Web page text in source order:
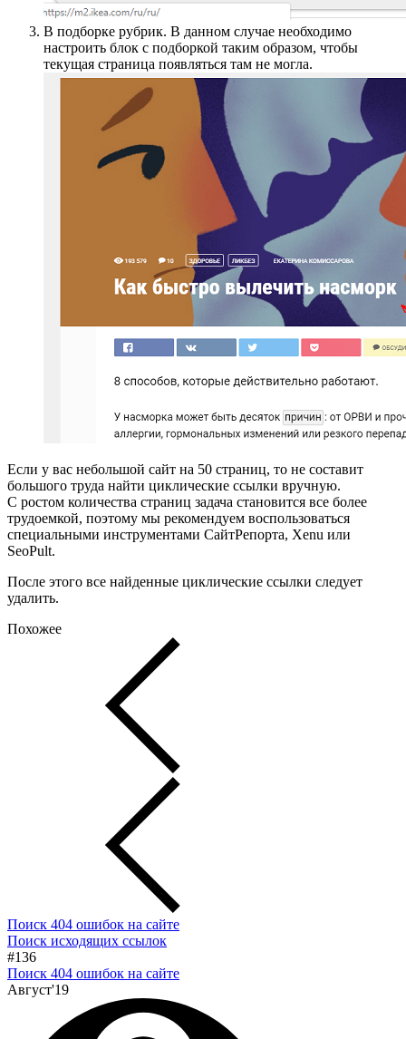
В подборке рубрик. В данном случае необходимо
настроить блок с подборкой таким образом, чтобы
текущая страница появляться там не могла.
Если у вас небольшой сайт на 50 страниц, то не составит
большого труда найти циклические ссылки вручную.
С ростом количества страниц задача становится все более
трудоемкой, поэтому мы рекомендуем воспользоваться
специальными инструментами СайтРепорта, Xenu или
SeoPult.
После этого все найденные циклические ссылки следует
удалить.
Похожее
Поиск 404 ошибок на сайте
Поиск исходящих ссылок
#136
Поиск 404 ошибок на сайте
Август'19